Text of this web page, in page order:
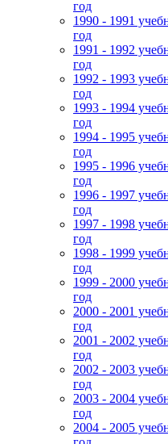
год
1990 - 1991
год
1991 - 1992
год
1992 - 1993
год
1993 - 1994
год
1994 - 1995
год
1995 - 1996
год
1996 - 1997
год
1997 - 1998
год
1998 - 1999
год
1999 - 2000
год
2000 - 2001
год
2001 - 2002
год
2002 - 2003
год
2003 - 2004
год
2004 - 2005